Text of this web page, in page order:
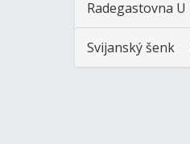
Radegastovna U
Svijanský šenk